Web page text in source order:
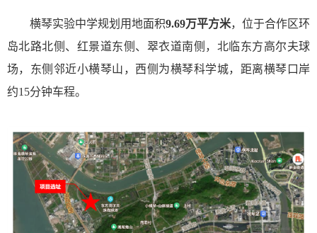
横琴实验中学规划用地面积9.69万平方米，位于合作区环
岛北路北侧、红景道东侧、翠衣道南侧，北临东方高尔夫球
场，东侧邻近小横琴山，西侧为横琴科学城，距离横琴口岸
约15分钟车程。